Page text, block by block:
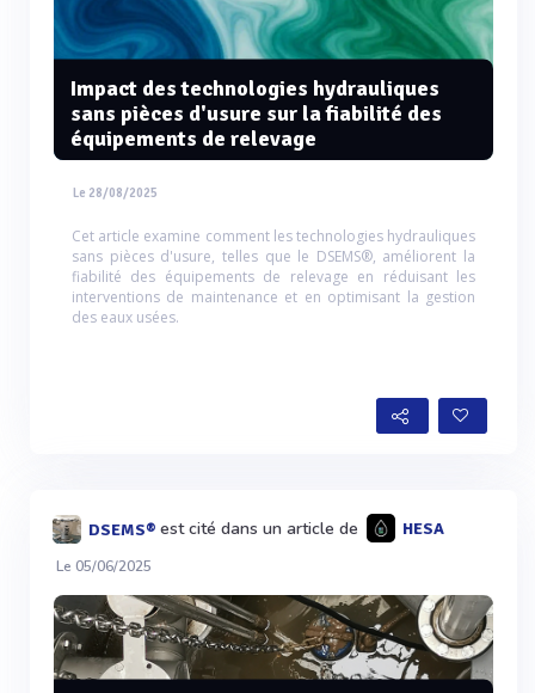
Impact des technologies hydrauliques
sans pièces d'usure sur la fiabilité des
équipements de relevage
Le 28/08/2025
Cet article examine comment les technologies hydrauliques
sans pièces d'usure, telles que le DSEMS®, améliorent la
fiabilité des équipements de relevage en réduisant les
interventions de maintenance et en optimisant la gestion
des eaux usées.
DSEMS® est cité dans un article de HESA
Le 05/06/2025